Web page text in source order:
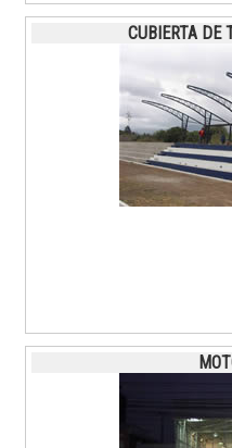
CUBIERTA DE